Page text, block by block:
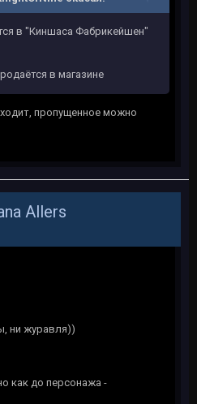
в "Киншаса Фабрикейшен"
в магазине
пропущенное можно
Allers
ни журавля))
как до персонажа -